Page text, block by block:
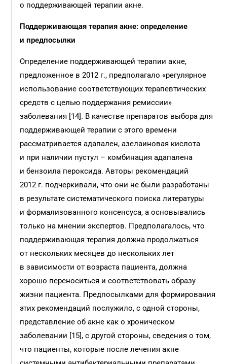
о поддерживающей терапии акне.
Поддерживающая терапия акне: определение
и предпосылки
Определение поддерживающей терапии акне,
предложенное в 2012 г., предполагало «регулярное
использование соответствующих терапевтических
средств с целью поддержания ремиссии»
заболевания [14]. В качестве препаратов выбора для
поддерживающей терапии с этого времени
рассматривается адапален, азелаиновая кислота
и при наличии пустул – комбинация адапалена
и бензоила пероксида. Авторы рекомендаций
2012 г. подчеркивали, что они не были разработаны
в результате систематического поиска литературы
и формализованного консенсуса, а основывались
только на мнении экспертов. Предполагалось, что
поддерживающая терапия должна продолжаться
от нескольких месяцев до нескольких лет
в зависимости от возраста пациента, должна
хорошо переноситься и соответствовать образу
жизни пациента. Предпосылками для формирования
этих рекомендаций послужило, с одной стороны,
представление об акне как о хроническом
заболевании [15], с другой стороны, сведения о том,
что пациенты, которые после лечения акне